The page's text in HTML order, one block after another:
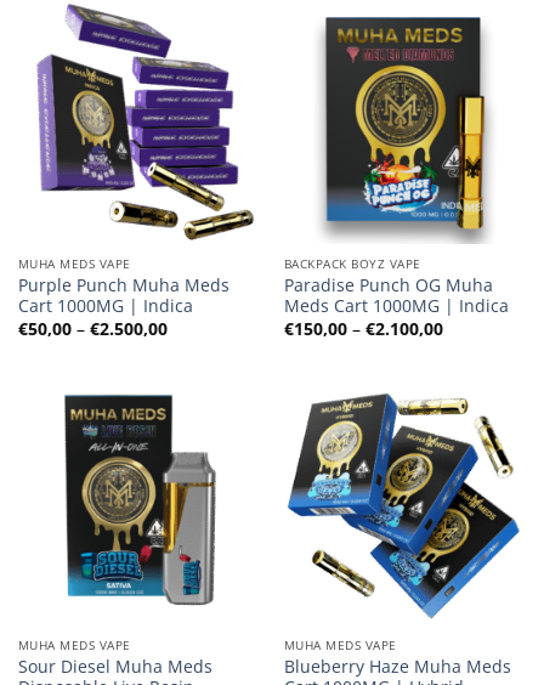
MUHA MEDS VAPE
Purple Punch Muha Meds
Cart 1000MG | Indica
€50,00 – €2.500,00Preisspanne:
€50,00
BACKPACK BOYZ VAPE
Paradise Punch OG Muha
Meds Cart 1000MG | Indica
€150,00 – €2.100,00
€150,00
MUHA MEDS VAPE
Sour Diesel Muha Meds
MUHA MEDS VAPE
Blueberry Haze Muha Meds